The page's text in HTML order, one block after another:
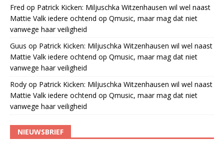
Fred op Patrick Kicken: Miljuschka Witzenhausen wil wel naast
Mattie Valk iedere ochtend op Qmusic, maar mag dat niet
vanwege haar veiligheid
Guus op Patrick Kicken: Miljuschka Witzenhausen wil wel naast
Mattie Valk iedere ochtend op Qmusic, maar mag dat niet
vanwege haar veiligheid
Rody op Patrick Kicken: Miljuschka Witzenhausen wil wel naast
Mattie Valk iedere ochtend op Qmusic, maar mag dat niet
vanwege haar veiligheid
NIEUWSBRIEF